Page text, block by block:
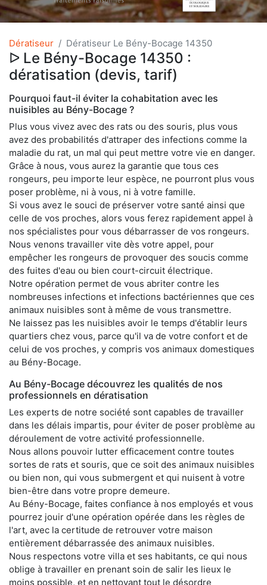
Dératiseur Dératiseur Le Bény-Bocage 14350
ᐅ Le Bény-Bocage 14350 :
dératisation (devis, tarif)
Pourquoi faut-il éviter la cohabitation avec les
nuisibles au Bény-Bocage ?
Plus vous vivez avec des rats ou des souris, plus vous
avez des probabilités d'attraper des infections comme la
maladie du rat, un mal qui peut mettre votre vie en danger.
Grâce à nous, vous aurez la garantie que tous ces
rongeurs, peu importe leur espèce, ne pourront plus vous
poser problème, ni à vous, ni à votre famille.
Si vous avez le souci de préserver votre santé ainsi que
celle de vos proches, alors vous ferez rapidement appel à
nos spécialistes pour vous débarrasser de vos rongeurs.
Nous venons travailler vite dès votre appel, pour
empêcher les rongeurs de provoquer des soucis comme
des fuites d'eau ou bien court-circuit électrique.
Notre opération permet de vous abriter contre les
nombreuses infections et infections bactériennes que ces
animaux nuisibles sont à même de vous transmettre.
Ne laissez pas les nuisibles avoir le temps d'établir leurs
quartiers chez vous, parce qu'il va de votre confort et de
celui de vos proches, y compris vos animaux domestiques
au Bény-Bocage.
Au Bény-Bocage découvrez les qualités de nos
professionnels en dératisation
Les experts de notre société sont capables de travailler
dans les délais impartis, pour éviter de poser problème au
déroulement de votre activité professionnelle.
Nous allons pouvoir lutter efficacement contre toutes
sortes de rats et souris, que ce soit des animaux nuisibles
ou bien non, qui vous submergent et qui nuisent à votre
bien-être dans votre propre demeure.
Au Bény-Bocage, faites confiance à nos employés et vous
pourrez jouir d'une opération opérée dans les règles de
l'art, avec la certitude de retrouver votre maison
entièrement débarrassée des animaux nuisibles.
Nous respectons votre villa et ses habitants, ce qui nous
oblige à travailler en prenant soin de salir les lieux le
moins possible, et en nettoyant tout le désordre